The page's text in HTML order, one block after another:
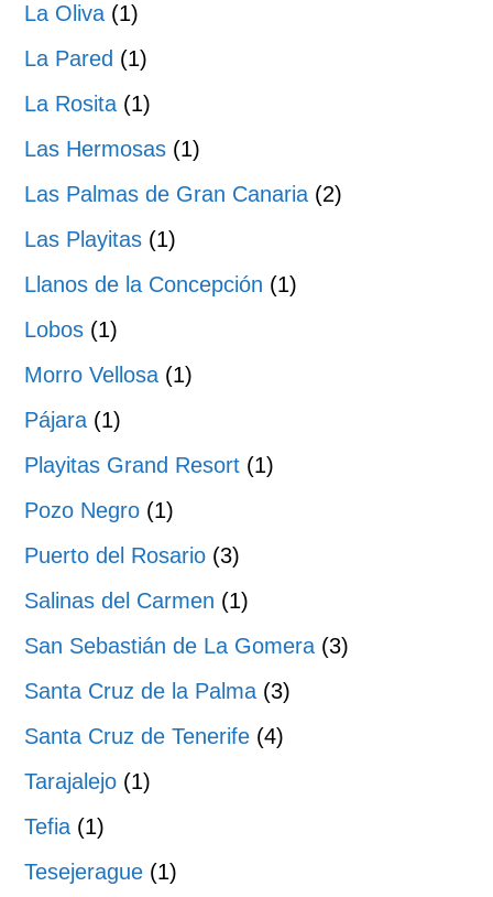
La Oliva (1)
La Pared (1)
La Rosita (1)
Las Hermosas (1)
Las Palmas de Gran Canaria (2)
Las Playitas (1)
Llanos de la Concepción (1)
Lobos (1)
Morro Vellosa (1)
Pájara (1)
Playitas Grand Resort (1)
Pozo Negro (1)
Puerto del Rosario (3)
Salinas del Carmen (1)
San Sebastián de La Gomera (3)
Santa Cruz de la Palma (3)
Santa Cruz de Tenerife (4)
Tarajalejo (1)
Tefia (1)
Tesejerague (1)